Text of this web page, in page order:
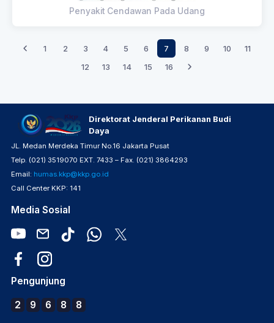
Penyakit Cendawan Pada Udang
1 2 3 4 5 6 7 8 9 10
11
12
13 14 15 16
Direktorat Jenderal Perikanan Budi
Daya
JL. Medan Merdeka Timur No.16 Jakarta Pusat
Telp. (021) 3519070 EXT. 7433 – Fax. (021) 3864293
Email: humas.kkp@kkp.go.id
Call Center KKP: 141
Media Sosial
Pengunjung
2 9 6 8 8